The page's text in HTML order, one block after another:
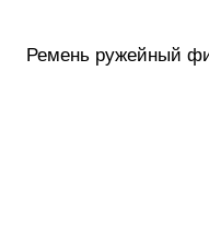
Ремень ружейный